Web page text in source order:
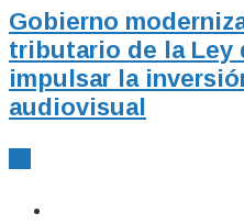
Gobierno
tributario de la Ley
impulsar la
audiovisual